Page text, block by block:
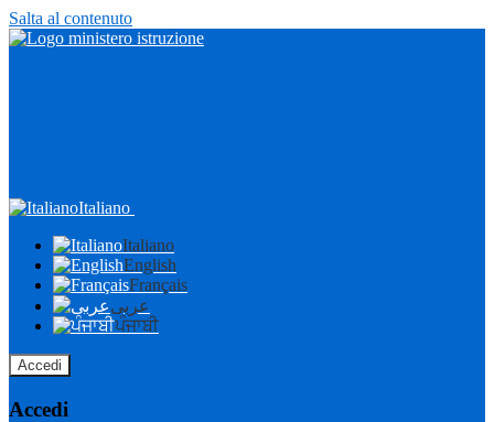
Salta al contenuto
Italiano
Italiano
English
Français
عربى
ਪੰਜਾਬੀ
Accedi
Accedi